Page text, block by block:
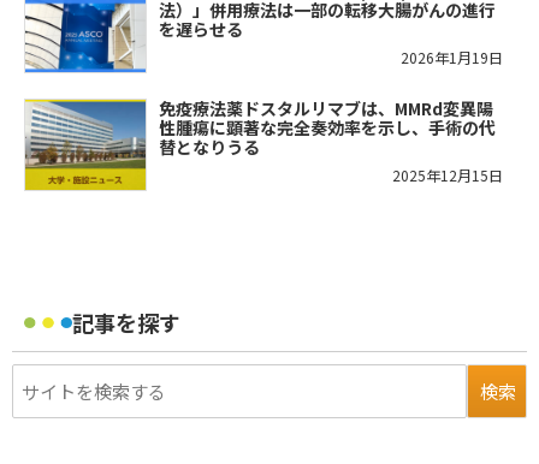
法）」併用療法は一部の転移大腸がんの進行
を遅らせる
2026年1月19日
免疫療法薬ドスタルリマブは、MMRd変異陽
性腫瘍に顕著な完全奏効率を示し、手術の代
替となりうる
2025年12月15日
記事を探す